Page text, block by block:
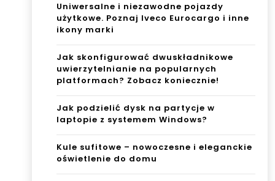
Uniwersalne i niezawodne pojazdy
użytkowe. Poznaj Iveco Eurocargo i inne
ikony marki
Jak skonfigurować dwuskładnikowe
uwierzytelnianie na popularnych
platformach? Zobacz koniecznie!
Jak podzielić dysk na partycje w
laptopie z systemem Windows?
Kule sufitowe – nowoczesne i eleganckie
oświetlenie do domu